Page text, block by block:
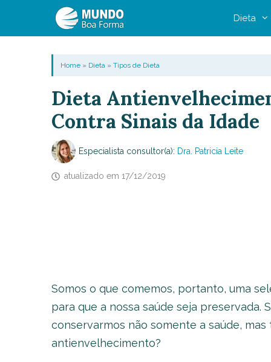
Dieta
Home» Dieta» Tipos de Dieta
Dieta
Contra Sinais da Idade
Especialista consultor(a): Dra. Patricia Leite
atualizado em 17/12/2019
Somos o que comemos, portanto, uma
para que a nossa saúde seja preservada.
conservarmos não somente a saúde,
antienvelhecimento?